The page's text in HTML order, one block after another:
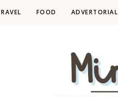
FOOD ADVERTORIAL